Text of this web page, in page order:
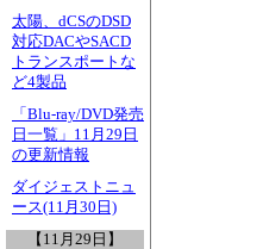
太陽、dCSのDSD
対応DACやSACD
トランスポートな
ど4製品
「Blu-ray/DVD発売
日一覧」11月29日
の更新情報
ダイジェストニュ
ース(11月30日)
【11月29日】